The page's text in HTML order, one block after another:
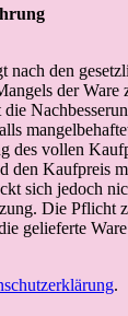
den
der Ware
des vollen
den Kaufpreis
sich jedoch
Die Pflicht
gelieferte
.